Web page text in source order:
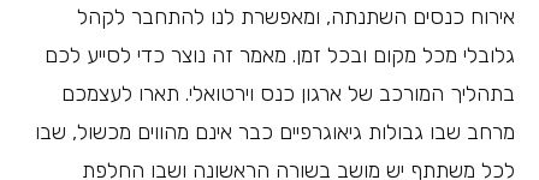
אירוח כנסים השתנתה, ומאפשרת לנו להתחבר לקהל
גלובלי מכל מקום ובכל זמן. מאמר זה נוצר כדי לסייע לכם
בתהליך המורכב של ארגון כנס וירטואלי. תארו לעצמכם
מרחב שבו גבולות גיאוגרפיים כבר אינם מהווים מכשול, שבו
לכל משתתף יש מושב בשורה הראשונה ושבו החלפת